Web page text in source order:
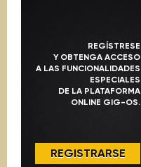
REGÍSTRESE
Y OBTENGA ACCESO
A LAS FUNCIONALIDADES
ESPECIALES
DE LA PLATAFORMA
ONLINE GIG-OS.
REGISTRARSE